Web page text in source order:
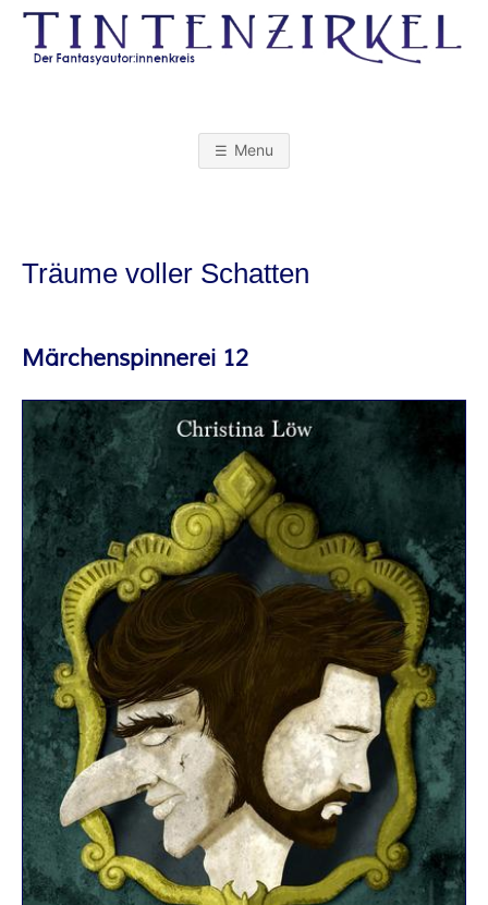
Skip
content
T
N
Z
I
R
K
E
L
–
D
E
Menu
Träume voller Schatten
Märchenspinnerei 12